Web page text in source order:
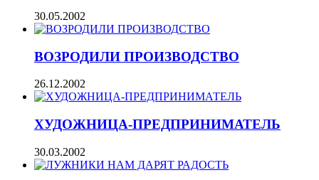
30.05.2002
ВОЗРОДИЛИ ПРОИЗВОДСТВО
26.12.2002
ХУДОЖНИЦА-ПРЕДПРИНИМАТЕЛЬ
30.03.2002